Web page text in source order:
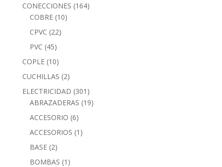
CONECCIONES (164)
COBRE (10)
CPVC (22)
PVC (45)
COPLE (10)
CUCHILLAS (2)
ELECTRICIDAD (301)
ABRAZADERAS (19)
ACCESORIO (6)
ACCESORIOS (1)
BASE (2)
BOMBAS (1)